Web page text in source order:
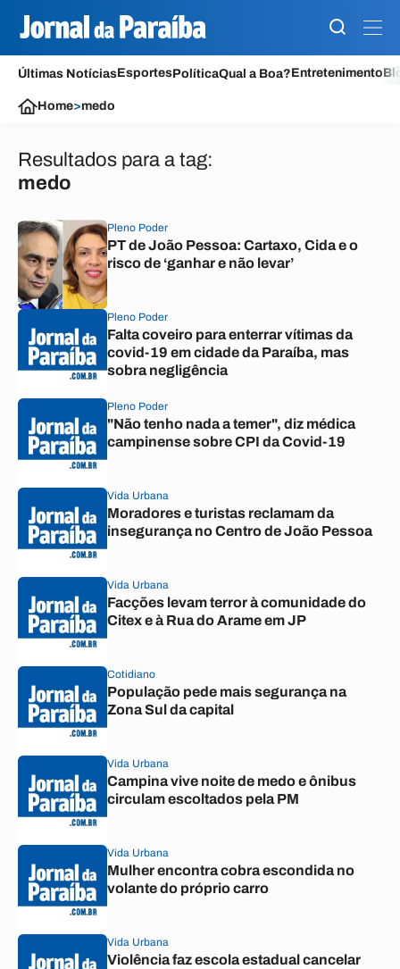
Últimas NotíciasEsportesPolíticaQual a Boa?Entretenimento
Home>medo
Resultados para a tag:
medo
Pleno Poder
PT de João Pessoa: Cartaxo, Cida e o
risco de ‘ganhar e não levar’
Pleno Poder
Falta coveiro para enterrar vítimas da
covid-19 em cidade da Paraíba, mas
sobra negligência
Pleno Poder
"Não tenho nada a temer", diz médica
campinense sobre CPI da Covid-19
Vida Urbana
Moradores e turistas reclamam da
insegurança no Centro de João Pessoa
Vida Urbana
Facções levam terror à comunidade do
Citex e à Rua do Arame em JP
Cotidiano
População pede mais segurança na
Zona Sul da capital
Vida Urbana
Campina vive noite de medo e ônibus
circulam escoltados pela PM
Vida Urbana
Mulher encontra cobra escondida no
volante do próprio carro
Vida Urbana
Violência faz escola estadual cancelar